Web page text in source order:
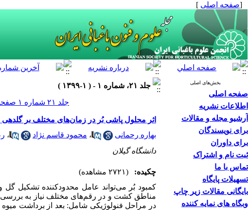
[صفحه اصلی ]
بخش‌های اصلی
صفحه اصلی
اطلاعات نشریه
آرشیو مجله و مقالات
برای نویسندگان
برای داوران
ثبت نام و اشتراک
تماس با ما
تسهیلات پایگاه
بایگانی مقالات زیر چاپ
وبگاه های نمایه کننده
جلد ۲۱، شماره ۱ - ( ۱-۱۳۹۹ )
جلد ۲۱ شماره ۱ صفحات ۸۴-۷۵
اثر محلول پاشی بُر در زمان‌‌‌های مختلف بر
بهاره رحمانی
، محمود قاسم نژاد ،
دانشگاه گیلان
چکیده:
(۲۷۲۱ مشاهده)
کمبود بُر می‌‌‌‌تواند عامل محدودکننده تشکیل
در مراحل فنولوژیکی شامل: بعد از برداشت میوه